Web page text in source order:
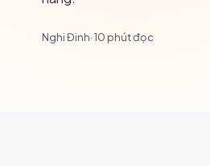
Nghi Đinh·10 phút đọc